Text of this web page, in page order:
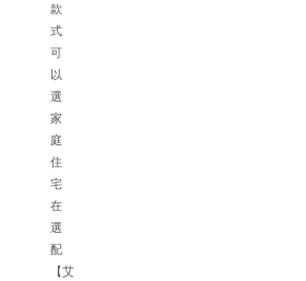
款
式
可
以
選
家
庭
住
宅
在
選
配
【艾